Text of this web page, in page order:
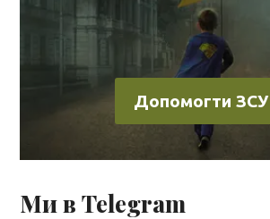
Допомогти ЗСУ
Ми в Telegram